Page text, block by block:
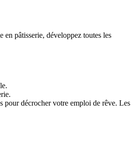
en pâtisserie, développez toutes les
pour décrocher votre emploi de rêve. Les